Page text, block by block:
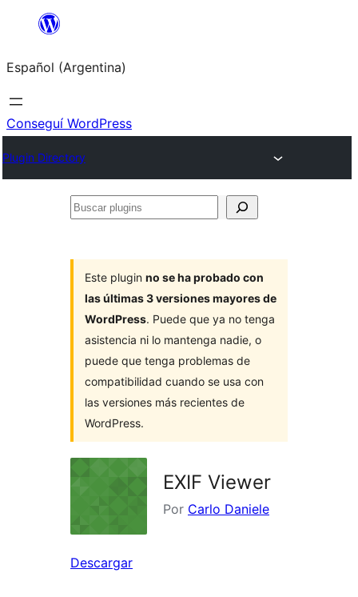
Saltar
contenido
Español (Argentina)
Conseguí WordPress
Plugin Directory
Buscar
Este plugin no se ha probado con
las últimas 3 versiones mayores de
WordPress. Puede que ya no tenga
asistencia ni lo mantenga nadie, o
puede que tenga problemas de
compatibilidad cuando se usa con
las versiones más recientes de
WordPress.
EXIF Viewer
Por Carlo Daniele
Descargar